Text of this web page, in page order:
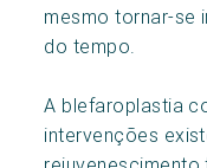
mesmo tornar-se
do tempo.
A blefaroplastia
intervenções